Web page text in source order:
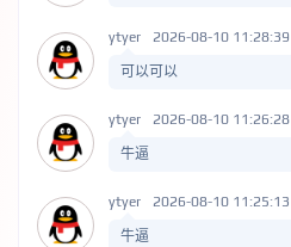
ytyer 2026-08-10 11:28:39
可以可以
ytyer 2026-08-10 11:26:28
牛逼
ytyer 2026-08-10 11:25:13
牛逼